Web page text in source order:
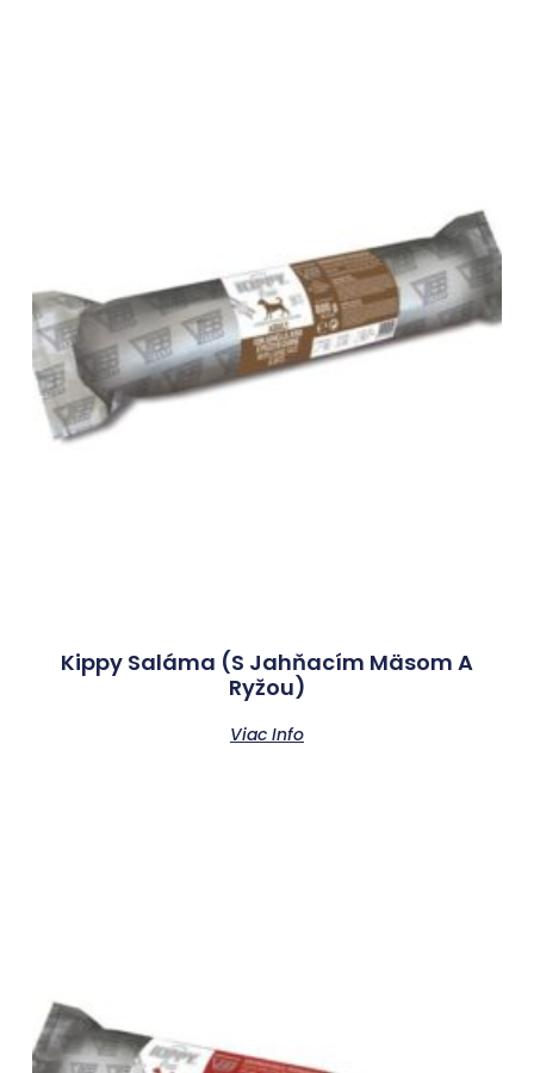
Kippy Saláma (s Jahňacím Mäsom A
Ryžou)
Viac Info